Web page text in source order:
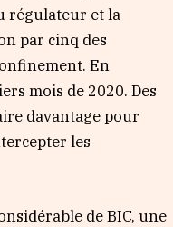
régulateur et la
par cinq des
En
mois de 2020. Des
davantage pour
les
de BIC, une